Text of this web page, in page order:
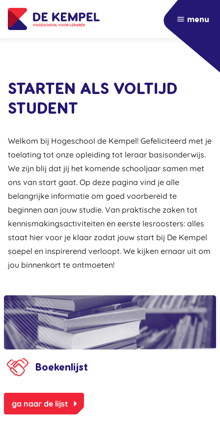
menu
STARTEN ALS VOLTIJD
STUDENT
Welkom bij Hogeschool de Kempel! Gefeliciteerd met je
toelating tot onze opleiding tot leraar basisonderwijs.
We zijn blij dat jij het komende schooljaar samen met
ons van start gaat. Op deze pagina vind je alle
belangrijke informatie om goed voorbereid te
beginnen aan jouw studie. Van praktische zaken tot
kennismakingsactiviteiten en eerste lesroosters: alles
staat hier voor je klaar zodat jouw start bij De Kempel
soepel en inspirerend verloopt. We kijken ernaar uit om
jou binnenkort te ontmoeten!
Boekenlijst
ga naar de lijst arrow_right